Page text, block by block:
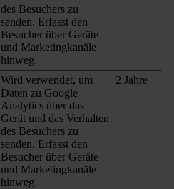
des Besuchers zu
senden. Erfasst den
Besucher über Geräte
und Marketingkanäle
hinweg.
Wird verwendet, um
Daten zu Google
Analytics über das
Gerät und das Verhalten
des Besuchers zu
senden. Erfasst den
Besucher über Geräte
und Marketingkanäle
hinweg.
2 Jahre